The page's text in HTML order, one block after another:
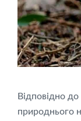
Відповідно
природнього